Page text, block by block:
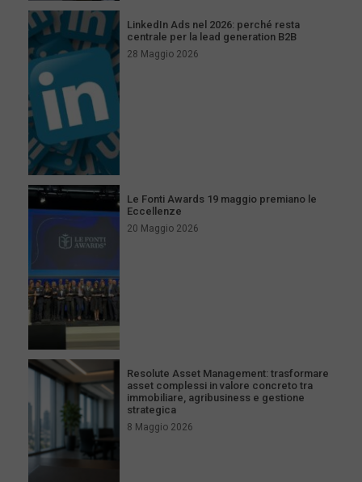
LinkedIn Ads nel 2026: perché resta
centrale per la lead generation B2B
28 Maggio 2026
Le Fonti Awards 19 maggio premiano le
Eccellenze
20 Maggio 2026
Resolute Asset Management: trasformare
asset complessi in valore concreto tra
immobiliare, agribusiness e gestione
strategica
8 Maggio 2026